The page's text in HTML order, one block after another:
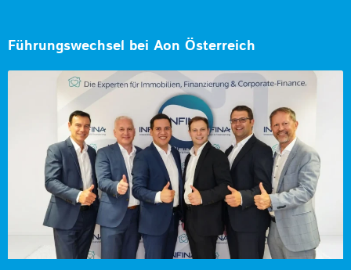
Führungswechsel bei Aon Österreich